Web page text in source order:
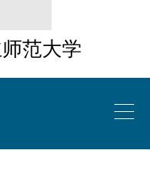
范大学